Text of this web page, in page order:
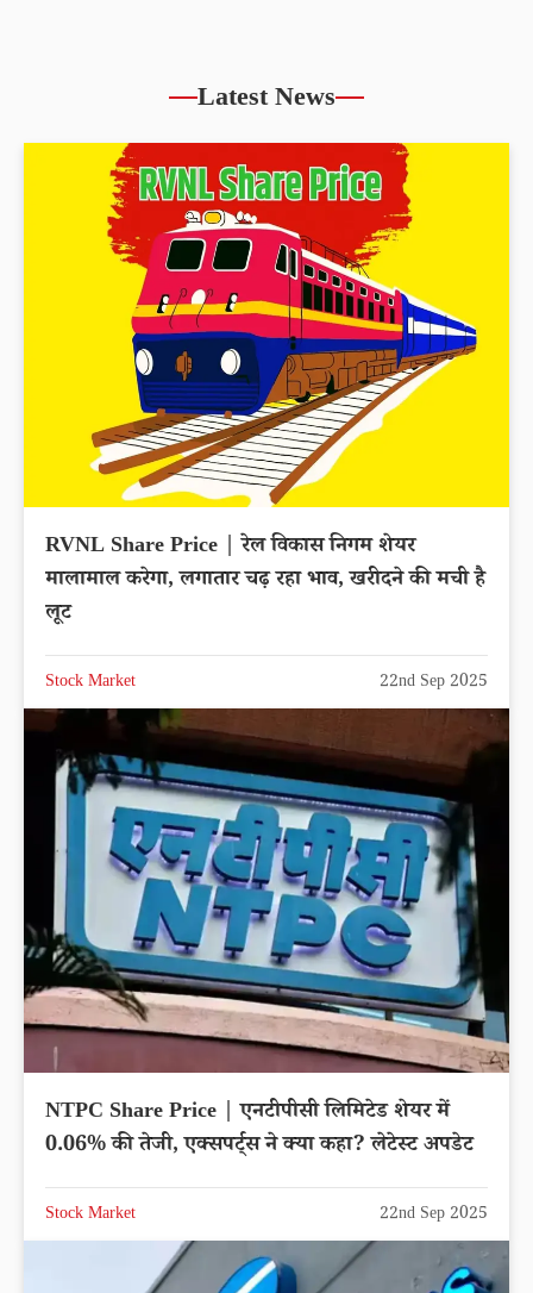
Latest News
RVNL Share Price | रेल विकास निगम शेयर
मालामाल करेगा, लगातार चढ़ रहा भाव, खरीदने की मची है
लूट
Stock Market 22nd Sep 2025
NTPC Share Price | एनटीपीसी लिमिटेड शेयर में
0.06% की तेजी, एक्सपर्ट्स ने क्या कहा? लेटेस्ट अपडेट
Stock Market 22nd Sep 2025